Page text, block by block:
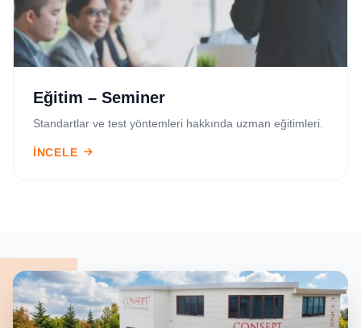
Eğitim – Seminer
Standartlar ve test yöntemleri hakkında uzman eğitimleri.
İNCELE